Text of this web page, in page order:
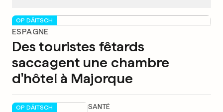
OP DÄITSCH
ESPAGNE
Des touristes fêtards
saccagent une chambre
d'hôtel à Majorque
OP DÄITSCH SANTÉ